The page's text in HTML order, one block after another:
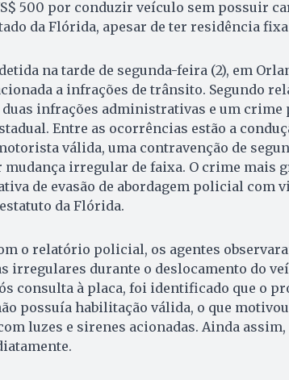
500 por conduzir veículo sem possuir
da Flórida, apesar de ter residência
na tarde de segunda-feira (2), em
a infrações de trânsito. Segundo
duas infrações administrativas e um crime
Entre as ocorrências estão a
válida, uma contravenção de
irregular de faixa. O crime mais
de evasão de abordagem policial com
da Flórida.
o relatório policial, os agentes
irregulares durante o deslocamento do
consulta à placa, foi identificado que o
possuía habilitação válida, o que
luzes e sirenes acionadas. Ainda